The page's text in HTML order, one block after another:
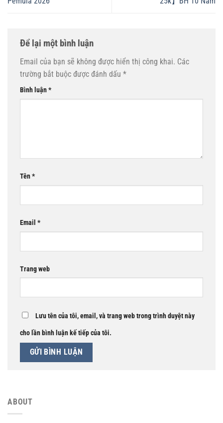
Để lại một bình luận
Email của bạn sẽ không được hiển thị công khai. Các
trường bắt buộc được đánh dấu *
Bình luận*
Tên*
Email *
Trang web
Lưu tên của tôi, email, và trang web trong trình duyệt này
cho lần bình luận kế tiếp của tôi.
ABOUT